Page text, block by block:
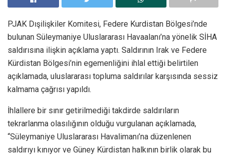
PJAK Dışilişkiler Komitesi, Federe Kurdistan Bölgesi’nde
bulunan Süleymaniye Uluslararası Havaalanı’na yönelik SİHA
saldırısına ilişkin açıklama yaptı. Saldırının Irak ve Federe
Kürdistan Bölgesi’nin egemenliğini ihlal ettiği belirtilen
açıklamada, uluslararası topluma saldırılar karşısında sessiz
kalmama çağrısı yapıldı.
İhlallere bir sınır getirilmediği takdirde saldırıların
tekrarlanma olasılığının olduğu vurgulanan açıklamada,
“Süleymaniye Uluslararası Havalimanı’na düzenlenen
saldırıyı kınıyor ve Güney Kürdistan halkının birlik olarak bu